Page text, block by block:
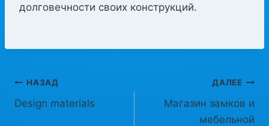
долговечности своих конструкций.
Навигация
по
НАЗАД
Design materials
ДАЛЕЕ
Магазин замков и
мебельной